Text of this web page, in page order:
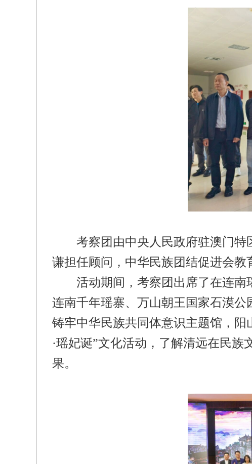
考察团由中央人民政府驻澳门
谦担任顾问，中华民族团结促进会教
活动期间，考察团出席了在连南
连南千年瑶寨、万山朝王国家石漠
铸牢中华民族共同体意识主题馆，
·瑶妃诞”文化活动，了解清远在民族
果。